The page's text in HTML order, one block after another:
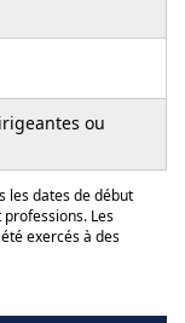
ou
les dates de début
Les
exercés à des